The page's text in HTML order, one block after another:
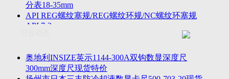
分表18-35mm
API REG螺纹塞规/REG螺纹环规/NC螺纹环塞规
API 7-2
苏州市万濠卧式投影仪CPJ-3020W/CPJ-4025W代
美国B2段差尺/间隙段差尺GAPSG/NMSG/GRIP-
004/CFM-095代理商
奥地利INSIZE英示1144-300A双钩数显深度尺
300mm深度尺现货特价